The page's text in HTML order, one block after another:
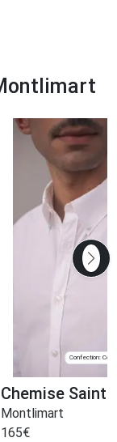
Confection:
Chemise Saint
Montlimart
165€